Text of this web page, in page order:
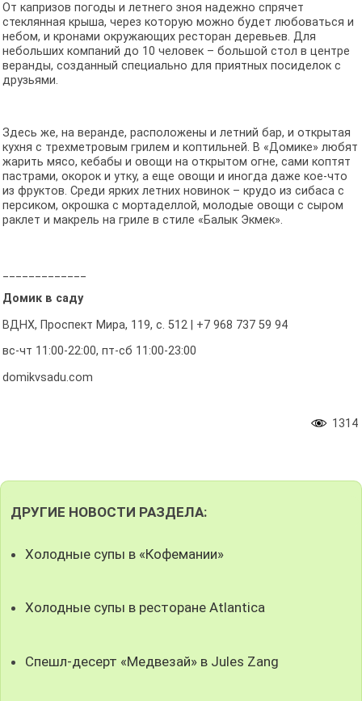
От капризов погоды и летнего зноя надежно спрячет
стеклянная крыша, через которую можно будет любоваться и
небом, и кронами окружающих ресторан деревьев. Для
небольших компаний до 10 человек – большой стол в центре
веранды, созданный специально для приятных посиделок с
друзьями.
Здесь же, на веранде, расположены и летний бар, и открытая
кухня с трехметровым грилем и коптильней. В «Домике» любят
жарить мясо, кебабы и овощи на открытом огне, сами коптят
пастрами, окорок и утку, а еще овощи и иногда даже кое-что
из фруктов. Среди ярких летних новинок – крудо из сибаса с
персиком, окрошка с мортаделлой, молодые овощи с сыром
раклет и макрель на гриле в стиле «Балык Экмек».
Домик в саду
ВДНХ, Проспект Мира, 119, с. 512 | +7 968 737 59 94
вс-чт 11:00-22:00, пт-сб 11:00-23:00
domikvsadu.com
1314
ДРУГИЕ НОВОСТИ РАЗДЕЛА:
Холодные супы в «Кофемании»
Холодные супы в ресторане Atlantica
Спешл-десерт «Медвезай» в Jules Zang